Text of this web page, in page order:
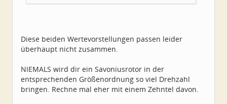
Diese beiden Wertevorstellungen passen leider
überhaupt nicht zusammen.
NIEMALS wird dir ein Savoniusrotor in der
entsprechenden Größenordnung so viel Drehzahl
bringen. Rechne mal eher mit einem Zehntel davon.